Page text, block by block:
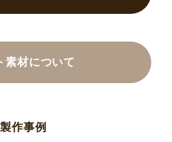
素材について
作事例